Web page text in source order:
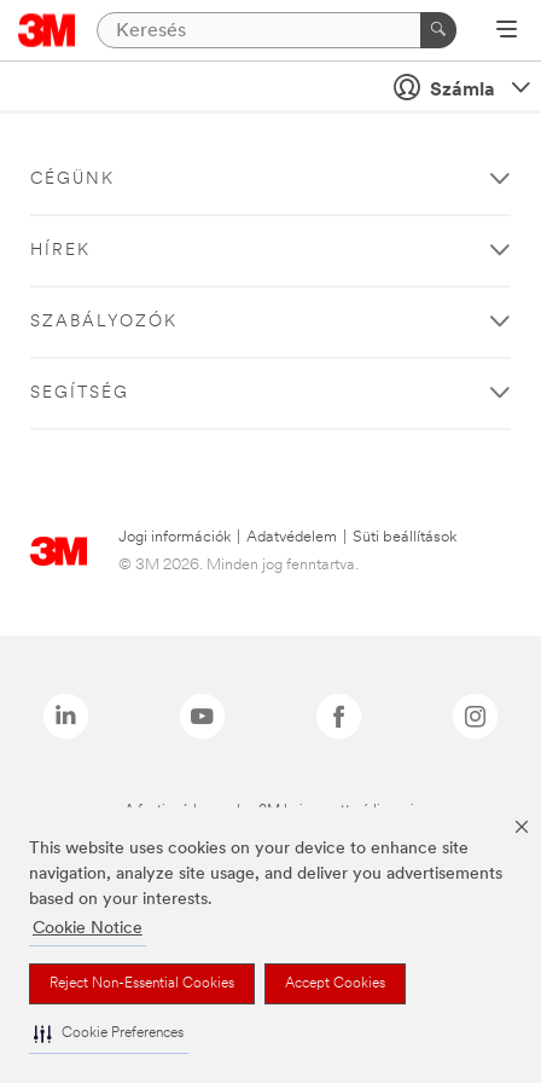
This website uses cookies on your device to enhance site
navigation, analyze site usage, and deliver you advertisements
based on your interests.
Cookie Notice
Reject Non-Essential Cookies Accept Cookies
Cookie Preferences
Számla
CÉGÜNK
HÍREK
SZABÁLYOZÓK
SEGÍTSÉG
Jogi információk Adatvédelem
Süti beállítások
© 3M 2026. Minden jog fenntartva.
A fenti márkanevek a 3M bejegyzett védjegyei.